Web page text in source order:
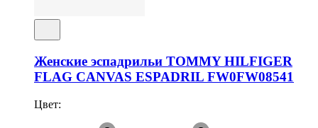
Женские эспадрильи TOMMY HILFIGER
FLAG CANVAS ESPADRIL FW0FW08541
Цвет: